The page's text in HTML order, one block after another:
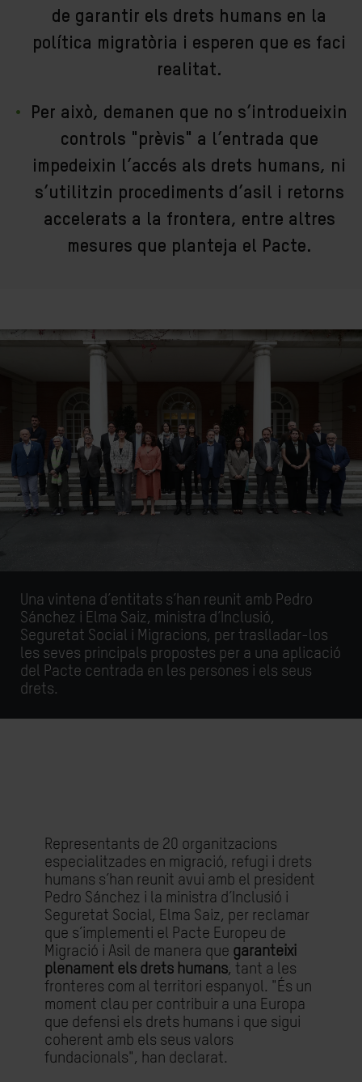
de garantir els drets humans en la
política migratòria i esperen que es faci
realitat.
Per això, demanen que no s’introdueixin
controls "prèvis" a l’entrada que
impedeixin l’accés als drets humans, ni
s’utilitzin procediments d’asil i retorns
accelerats a la frontera, entre altres
mesures que planteja el Pacte.
Una vintena d’entitats s’han reunit amb Pedro
Sánchez i Elma Saiz, ministra d’Inclusió,
Seguretat Social i Migracions, per traslladar-los
les seves principals propostes per a una aplicació
del Pacte centrada en les persones i els seus
drets.
Representants de 20 organitzacions
especialitzades en migració, refugi i drets
humans s’han reunit avui amb el president
Pedro Sánchez i la ministra d’Inclusió i
Seguretat Social, Elma Saiz, per reclamar
que s’implementi el Pacte Europeu de
Migració i Asil de manera que garanteixi
plenament els drets humans, tant a les
fronteres com al territori espanyol. "És un
moment clau per contribuir a una Europa
que defensi els drets humans i que sigui
coherent amb els seus valors
fundacionals", han declarat.